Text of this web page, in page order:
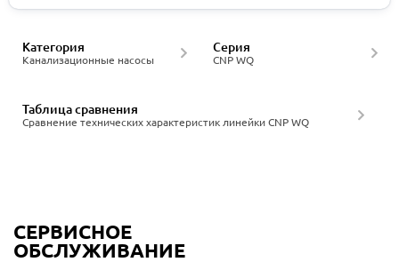
Канализационные насосы
Категория
CNP WQ
Серия
Сравнение технических характеристик линейки CNP WQ
Таблица сравнения
СЕРВИСНОЕ
ОБСЛУЖИВАНИЕ